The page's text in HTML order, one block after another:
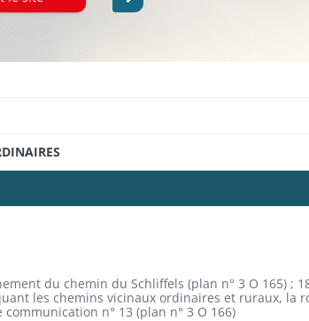
du chemin du Schliffels (plan n° 3 O 165) ;
les chemins vicinaux ordinaires et ruraux, la
n° 13 (plan n° 3 O 166)